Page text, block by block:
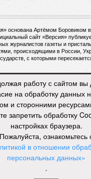
счёт России в Ереване
, –
для менеджмента
вкладываться в
когда на российских
нынешние проблемы,
Даст ли здесь свой
политолог
разрыва концессии
партнёрами могут
проект на
TRIPP, где будет
для управления
работу с сайтом вы
на обработку данных
и сторонними
запретить обработку
настройках браузера.
Пожалуйста, ознакомьтесь
в отношении
персональных данных»
.